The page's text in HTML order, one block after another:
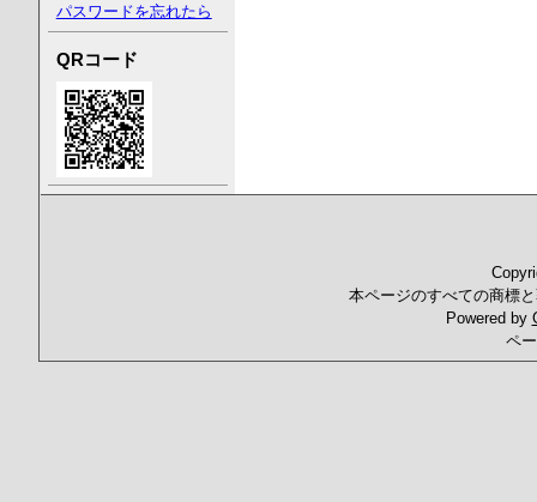
パスワードを忘れたら
QRコード
本ページのすべての商標
Powered by
ペ